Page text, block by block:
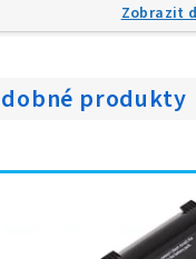
Zobrazit
produkty